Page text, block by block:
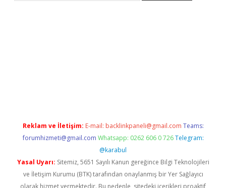
Reklam ve İletişim: E-mail: backlinkpaneli@gmail.com Teams:
forumhizmeti@gmail.com Whatsapp: 0262 606 0 726 Telegram:
@karabul
Yasal Uyarı: Sitemiz, 5651 Sayılı Kanun gereğince Bilgi Teknolojileri
ve İletişim Kurumu (BTK) tarafından onaylanmış bir Yer Sağlayıcı
olarak hizmet vermektedir. Bu nedenle, sitedeki içerikleri proaktif